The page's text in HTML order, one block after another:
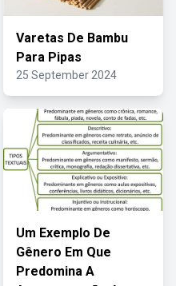
Varetas De Bambu
Para Pipas
25 September 2024
Um Exemplo De
Gênero Em Que
Predomina A